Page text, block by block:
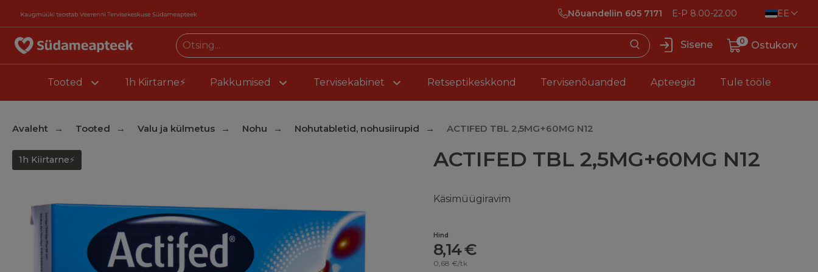
Nõuandeliin 605 7171 E-P 8.00-22.00 EE
Sisene 0 Ostukorv
Tooted 1h Kiirtarne⚡ Pakkumised Tervisekabinet Retseptikeskkond Tervisenõuanded Apteegid Tule tööle
Avaleht Tooted Valu ja külmetus Nohu Nohutabletid, nohusiirupid ACTIFED TBL 2,5MG+60MG N12
1h Kiirtarne⚡ ACTIFED TBL 2,5MG+60MG N12
Käsimüügiravim
Hind
8,14 €
0,68 €/tk